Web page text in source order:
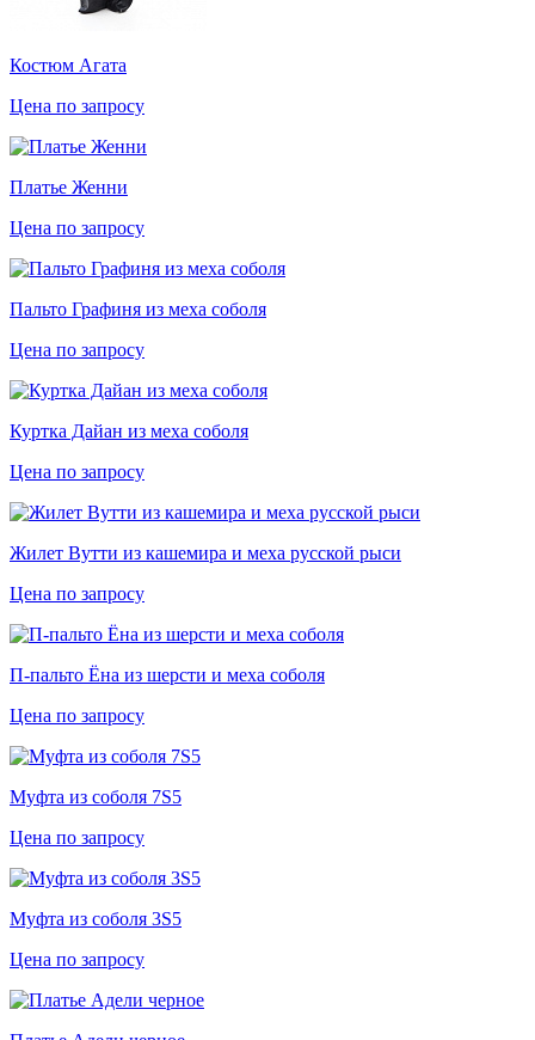
Костюм Агата
Цена по запросу
Платье Женни
Цена по запросу
Пальто Графиня из меха соболя
Цена по запросу
Куртка Дайан из меха соболя
Цена по запросу
Жилет Вутти из кашемира и меха русской рыси
Цена по запросу
П-пальто Ёна из шерсти и меха соболя
Цена по запросу
Муфта из соболя 7S5
Цена по запросу
Муфта из соболя 3S5
Цена по запросу